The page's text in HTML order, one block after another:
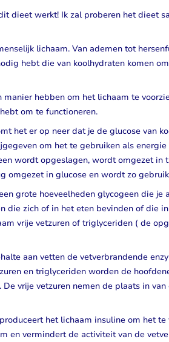
Visolie & Omega
dieet werkt! Ik zal proberen het dieet
lichaam. Van ademen tot
hebt die van koolhydraten komen
manier hebben om het lichaam te
om te functioneren.
het er op neer dat je de glucose van
om het te gebruiken als
wordt opgeslagen, wordt omgezet in
omgezet in glucose en wordt zo
grote hoeveelheden glycogeen die
die zich of in het eten bevinden of die
vrije vetzuren of triglyceriden ( de
aan vetten de vetverbrandende
en triglyceriden worden de
vrije vetzuren nemen de plaats in
het lichaam insuline om het
en vermindert de activiteit van de